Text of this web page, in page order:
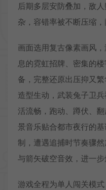
后期多层安防叠加，敌
杂，容错率被不断压缩
画面选用复古像素画风
息的霓虹招牌、密集的
备，完整还原出压抑又
造型生动，武装兔子卫
活流畅，跑动、蹲伏、
景音乐贴合都市夜行的
制，遭遇追捕时节奏骤
与箭矢破空音效，进一步
游戏全程为单人闯关模